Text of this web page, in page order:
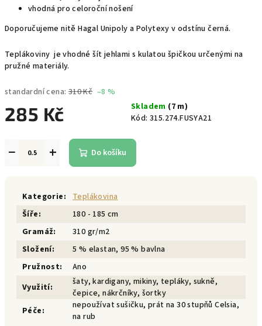
vhodná pro celoroční nošení
Doporučujeme nitě Hagal Unipoly a Polytexy v odstínu černá.
Teplákoviny je vhodné šít jehlami s kulatou špičkou určenými na
pružné materiály.
standardní cena: 310 Kč –8 %
285 Kč Skladem (7 m)
Kód: 315.274.FUSYA21
+
− Do košíku
Kategorie: Teplákovina
Šíře:
180 - 185 cm
Gramáž:
310 gr/m2
Složení:
5 % elastan, 95 % bavlna
Pružnost:
Ano
Využití:
šaty, kardigany, mikiny, tepláky, sukně,
čepice, nákrčníky, šortky
Péče:
nepoužívat sušičku, prát na 30 stupňů Celsia,
na rub